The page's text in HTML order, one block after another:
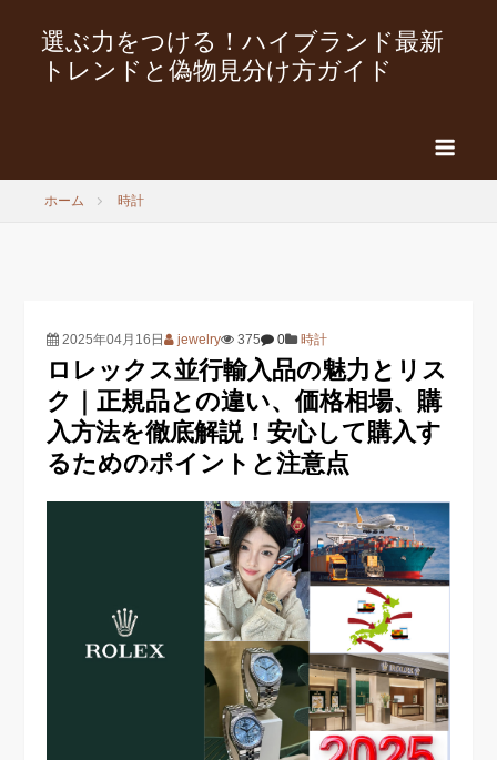
選ぶ力をつける！ハイブランド最新
トレンドと偽物見分け方ガイド
ホーム 時計
2025年04月16日 jewelry 375 0 時計
ロレックス並行輸入品の魅力とリス
ク｜正規品との違い、価格相場、購
入方法を徹底解説！安心して購入す
るためのポイントと注意点